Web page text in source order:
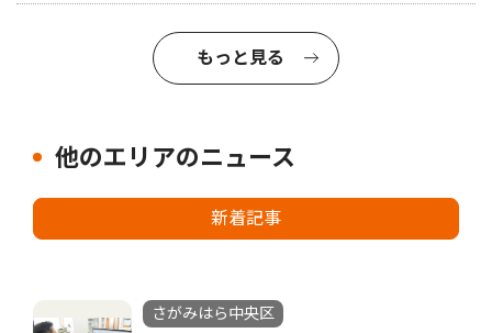
もっと見る
他のエリアのニュース
新着記事
さがみはら中央区